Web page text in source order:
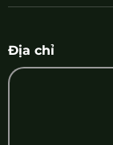
Địa chỉ